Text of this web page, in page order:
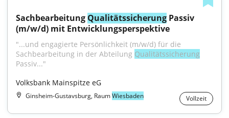
Sachbearbeitung Qualitätssicherung Passiv
(m/w/d) mit Entwicklungsperspektive
"...und engagierte Persönlichkeit (m/w/d) für die
Sachbearbeitung in der Abteilung Qualitätssicherung
Passiv..."
Volksbank Mainspitze eG
Ginsheim-Gustavsburg, RaumWiesbaden Vollzeit